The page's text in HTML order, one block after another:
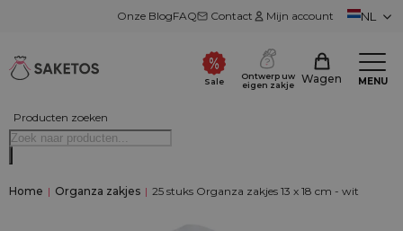
Onze BlogFAQ Contact Mijn account NL
Producten zoeken
Sale
Ontwerp uw
eigen zakje
Wagen MENU
Home | Organza zakjes | 25 stuks Organza zakjes 13 x 18 cm - wit